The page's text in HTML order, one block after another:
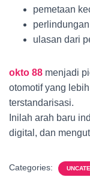
pemetaan
ulasan dari
okto 88 menjadi
otomotif yang
terstandarisasi.
Inilah arah baru
digital, dan
Categories: